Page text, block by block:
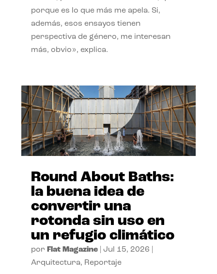
porque es lo que más me apela. Si,
además, esos ensayos tienen
perspectiva de género, me interesan
más, obvio», explica.
Round About Baths:
la buena idea de
convertir una
rotonda sin uso en
un refugio climático
por Flat Magazine| Jul 15, 2026
Arquitectura, Reportaje